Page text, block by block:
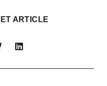
ARTICLE